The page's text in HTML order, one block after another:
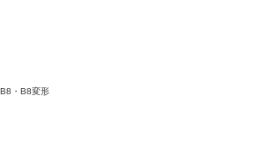
B8・B8変形